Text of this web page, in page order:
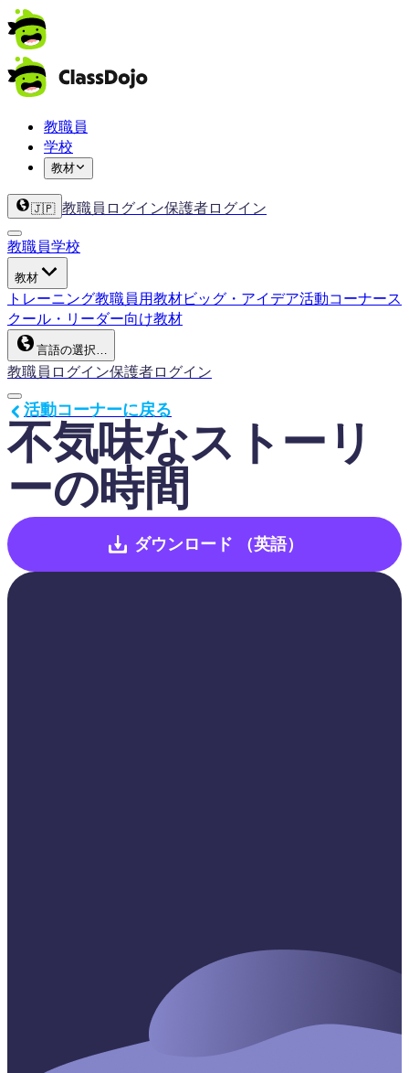
教職員
学校
教材
🇯🇵 教職員ログイン保護者ログイン
教職員学校
教材
トレーニング教職員用教材ビッグ・アイデア活動コーナース
クール・リーダー向け教材
言語の選択…
教職員ログイン保護者ログイン
不気味なストーリ
ーの時間
活動コーナーに戻る
ダウンロード （英語）